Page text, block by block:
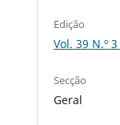
Edição
Vol. 39 N.º
Secção
Geral